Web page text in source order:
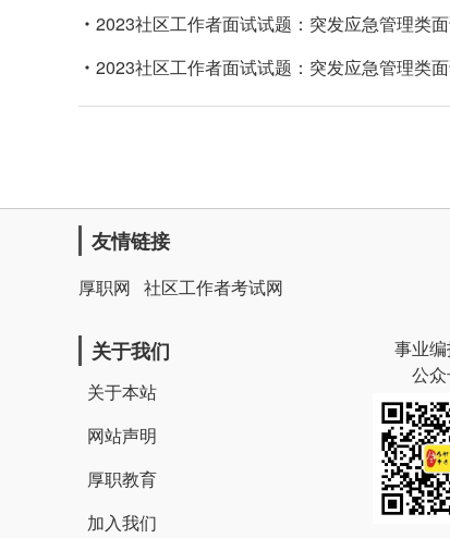
2023社区工作者面试试题：突发应急管理类面
2023社区工作者面试试题：突发应急管理类面
友情链接
厚职网 社区工作者考试网
关于我们
关于本站
网站声明
厚职教育
加入我们
事业
公